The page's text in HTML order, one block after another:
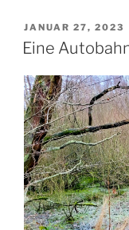
c
e
b
o
o
k
st
o
d
o
n
ai
l
VERÖFFENTLICHT
AM
JANUAR 27, 2023
Eine